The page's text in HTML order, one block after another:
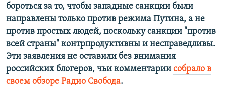
бороться за то, чтобы западные санкции были
направлены только против режима Путина, а не
против простых людей, поскольку санкции "против
всей страны" контрпродуктивны и несправедливы.
Эти заявления не оставили без внимания
российских блогеров, чьи комментарии собрало в
своем обзоре Радио Свобода.